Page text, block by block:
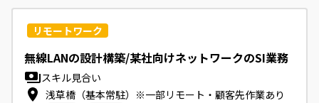
リモートワーク
無線LANの設計構築/某社向けネットワークのSI業務
スキル見合い
浅草橋（基本常駐）※一部リモート・顧客先作業あり